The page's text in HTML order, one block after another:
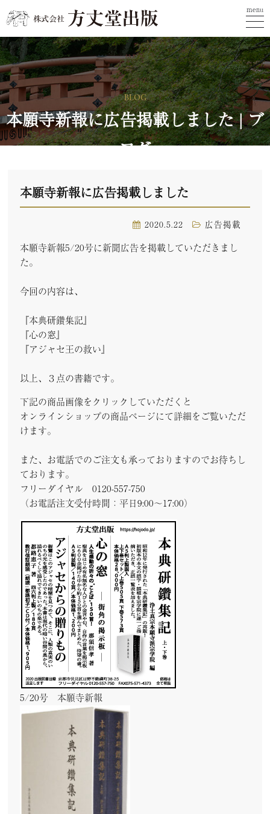
menu
BLOG
本願寺新報に広告掲載しました | ブ
ログ
本願寺新報に広告掲載しました
2020.5.22 広告掲載
本願寺新報5/20号に新聞広告を掲載していただきまし
た。
今回の内容は、
『本典研鑽集記』
『心の窓』
『アジャセ王の救い』
以上、３点の書籍です。
下記の商品画像をクリックしていただくと
オンラインショップの商品ページにて詳細をご覧いただ
けます。
また、お電話でのご注文も承っておりますのでお待ちし
ております。
フリーダイヤル 0120-557-750
（お電話注文受付時間：平日9:00～17:00）
5/20号 本願寺新報